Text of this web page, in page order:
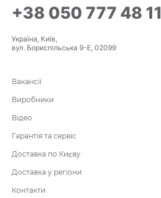
+38 050 777 48 11
Україна, Київ,
вул. Бориспільська 9-Е, 02099
Вакансії
Виробники
Відео
Гарантія та сервіс
Доставка по Києву
Доставка у регіони
Контакти